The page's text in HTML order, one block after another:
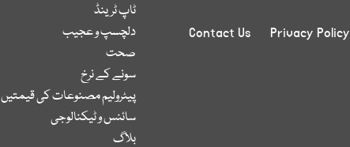
Privacy Policy
Contact Us
ٹاپ ٹرینڈ
دلچسپ و عجیب
صحت
سونے کے نرخ
پیٹرولیم مصنوعات کی قیمتیں
سائنس و ٹیکنالوجی
بلاگ